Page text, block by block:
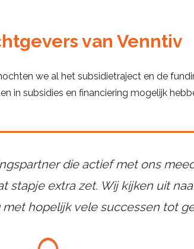
van Venntiv
we al het subsidietraject en de
in subsidies en financiering mogelijk
die actief met ons
stapje extra zet. Wij kijken uit
hopelijk vele successen tot